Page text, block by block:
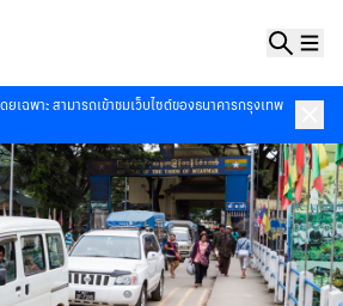
เฉพาะ สามารถเข้าชมเว็บไซต์ของธนาคารกรุงเทพ